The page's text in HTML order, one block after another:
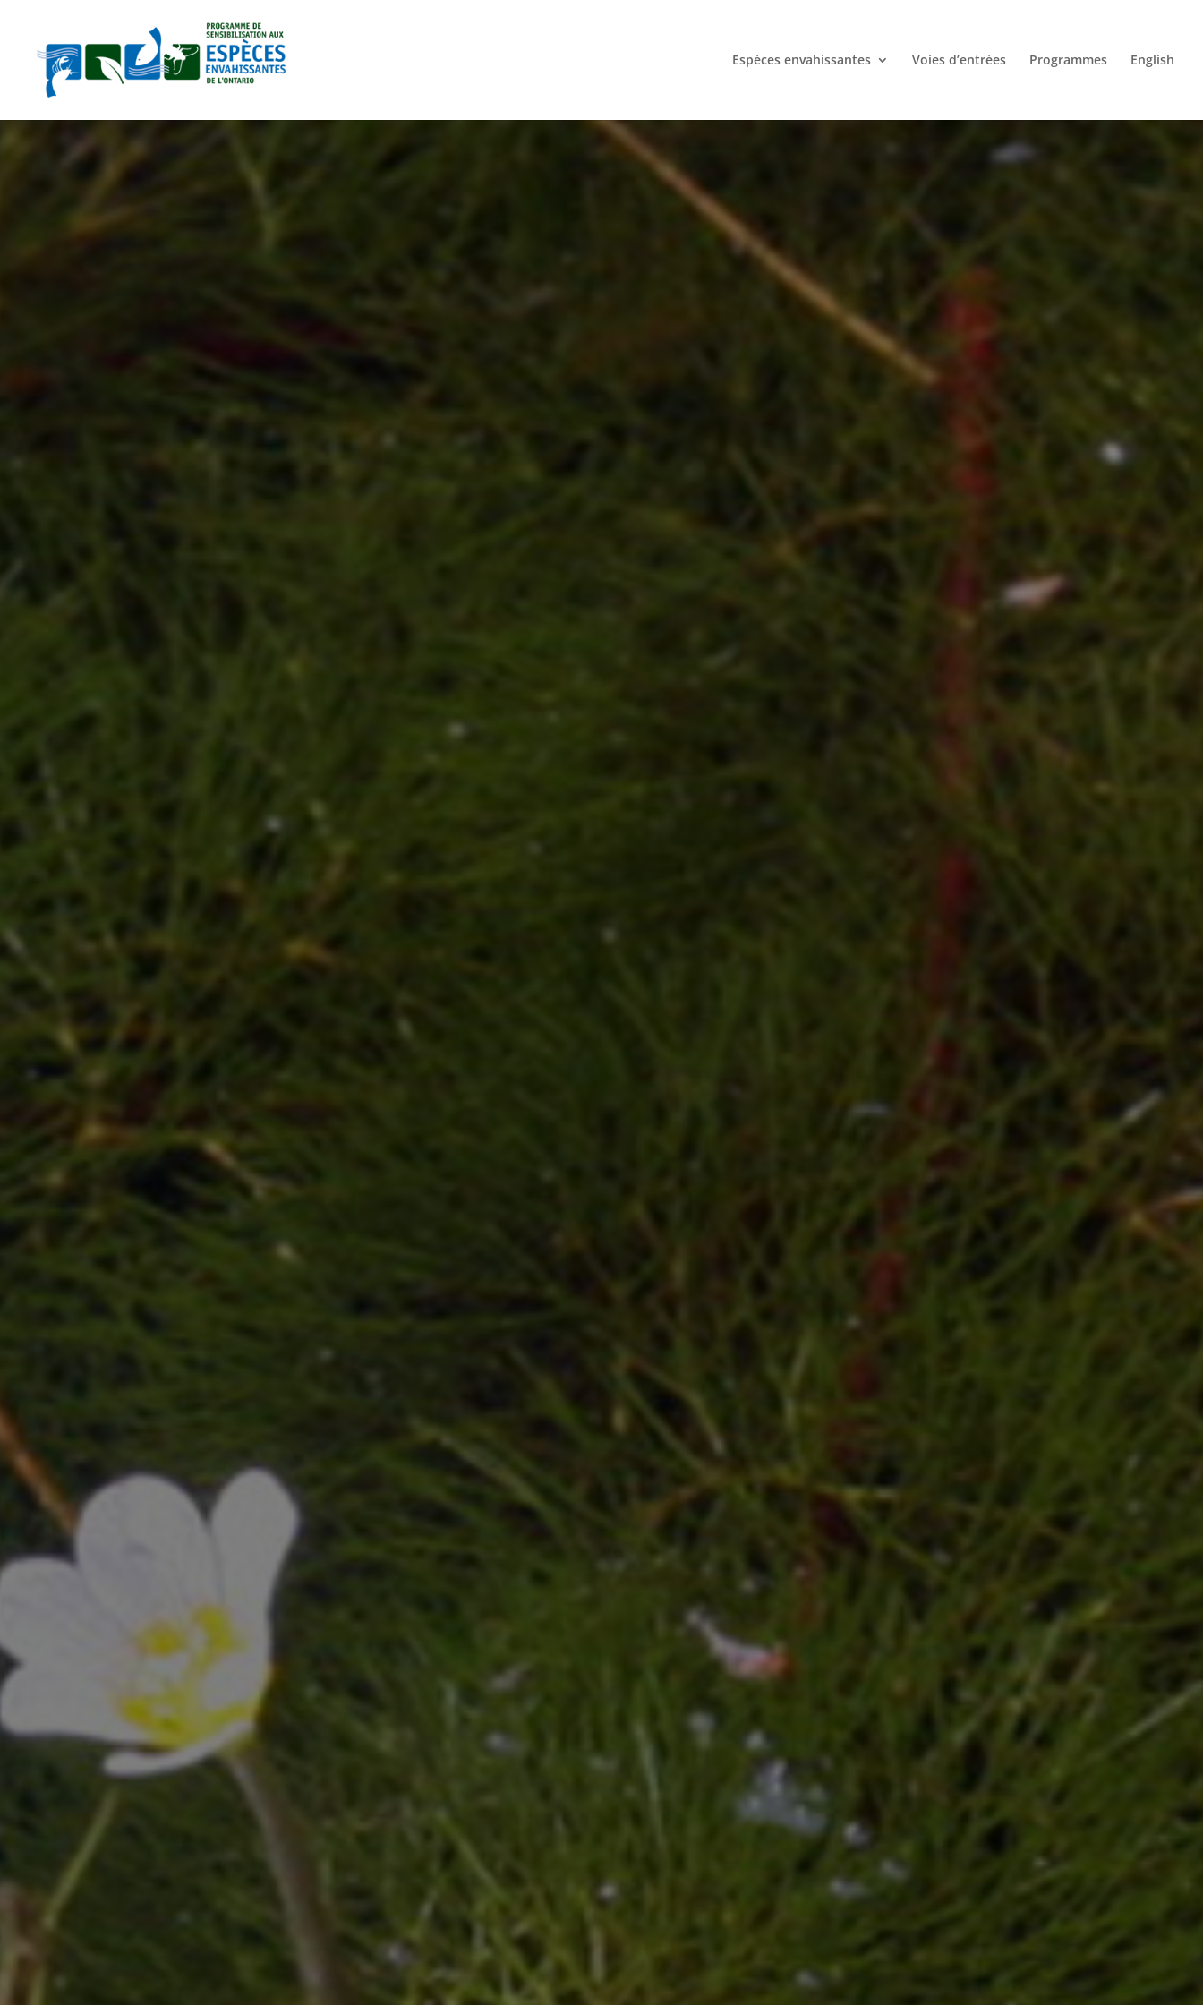
Espèces envahissantes Voies d’entrées Programmes English